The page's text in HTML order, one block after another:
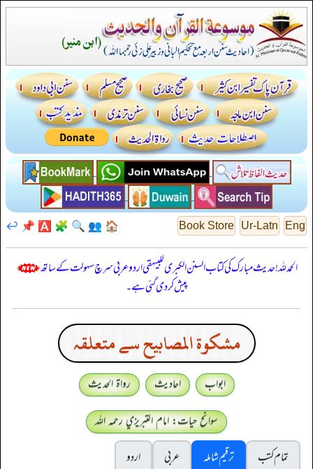
Eng
Ur-Latn
Book Store
🏠
👥
🔍
🧩
🅰️
📌
↩️
الحمدللہ! حدیث مبارک کی کتاب السنن الكبرى للبيهقي اردو عربی سرچ سہولت کے ساتھ
پیش کر دی گئی ہے۔
مشكوة المصابيح سے متعلقہ
ابواب احادیث
رواۃ الحدیث
سوانح حیات: امام التبريزي رحمہ اللہ
تمام کتب
ترقیم شاملہ عربی
اردو